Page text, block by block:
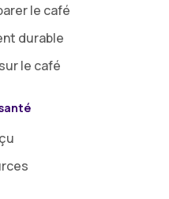
le café
durable
le café